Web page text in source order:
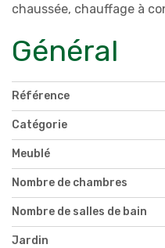
chaussée, chauffage à
Général
Référence
Catégorie
Meublé
Nombre de chambres
Nombre de salles de bain
Jardin